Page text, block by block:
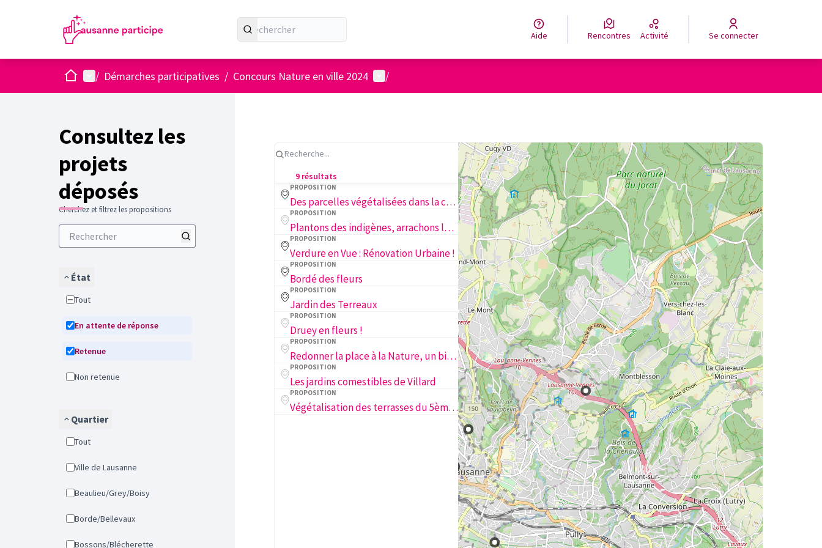
Aide Rencontres Activité Se connecter
AccueilMenu principal
/ Démarches participatives / Concours Nature en ville 2024 Menu utilisateur
/
Consultez les
projets
déposés
Cherchez et filtrez les propositions
État
Tout
En attente de réponse
Retenue
Non retenue
Quartier
Tout
Ville de Lausanne
Beaulieu/Grey/Boisy
Borde/Bellevaux
Bossons/Blécherette
9 résultats
PROPOSITION
Des parcelles végétalisées dans la cour d'école des Petits cailloux !
PROPOSITION
Plantons des indigènes, arrachons les envahissantes dans les quartiers de Plaines du Loup et Sévelin
PROPOSITION
Verdure en Vue : Rénovation Urbaine !
PROPOSITION
Bordé des fleurs
PROPOSITION
Jardin des Terreaux
PROPOSITION
Druey en fleurs !
PROPOSITION
Redonner la place à la Nature, un bienfait pour tous, Eben-Hézer Lausanne
PROPOSITION
Les jardins comestibles de Villard
PROPOSITION
Végétalisation des terrasses du 5ème étage d’un immeuble dans le nouveau quartier des Plaines du Loup